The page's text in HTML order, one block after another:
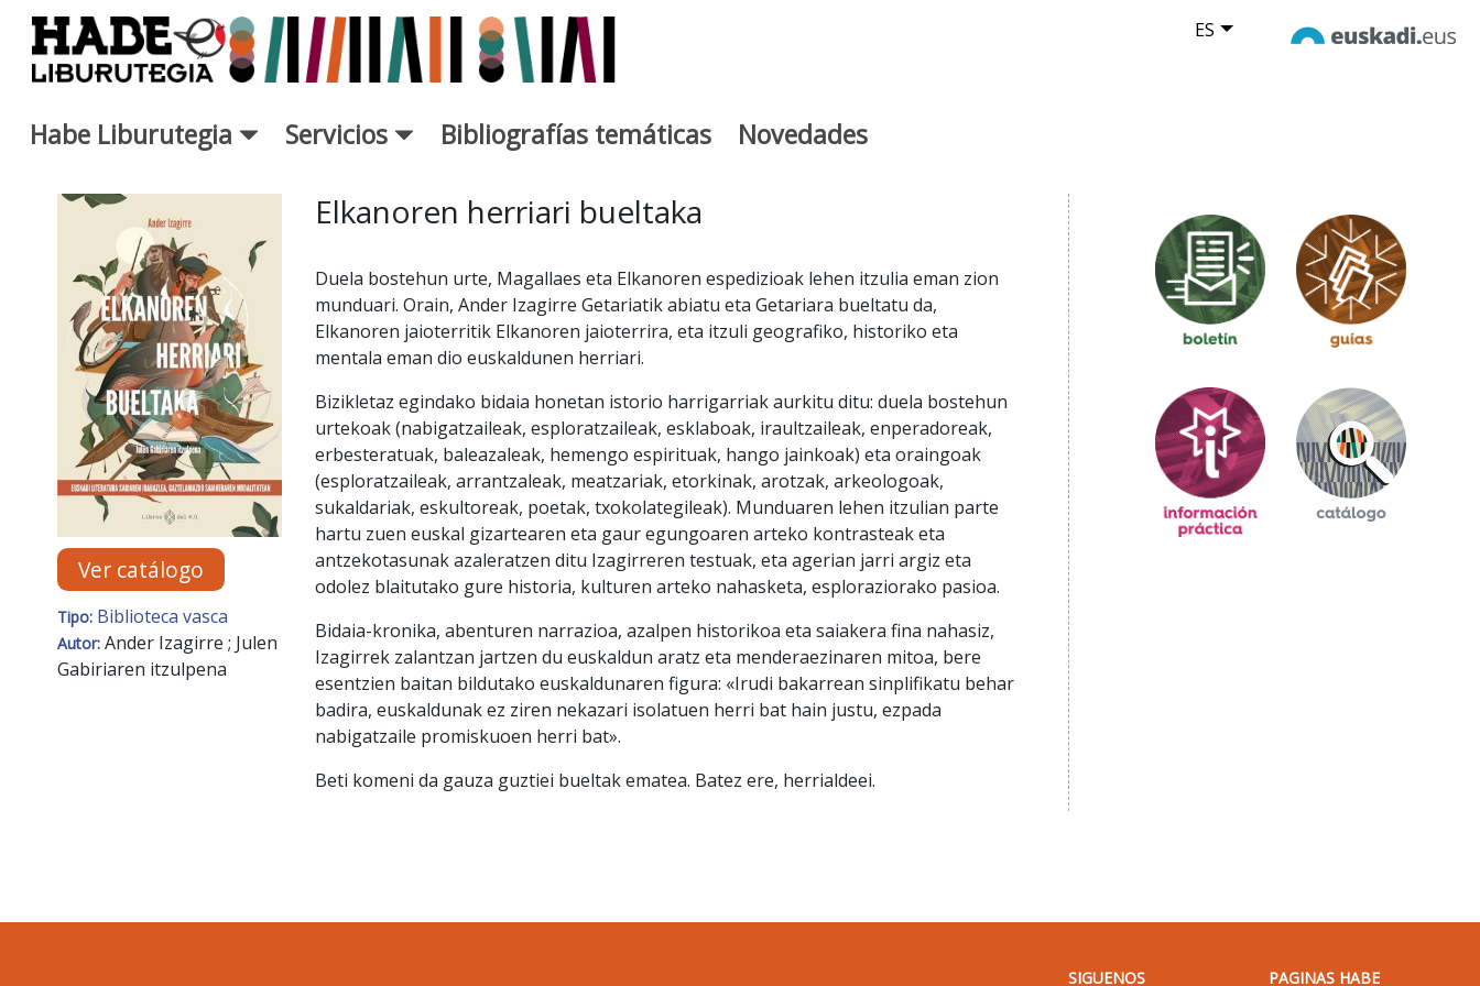
Saltar al contenido principal ES
Habe Liburutegia Servicios Bibliografías temáticas Novedades
Ficha de Novedades - Liburutegia
Ver catálogo
Tipo: Biblioteca vasca
Autor: Ander Izagirre ; Julen
Gabiriaren itzulpena
Elkanoren herriari bueltaka
Duela bostehun urte, Magallaes eta Elkanoren espedizioak lehen itzulia eman zion
munduari. Orain, Ander Izagirre Getariatik abiatu eta Getariara bueltatu da,
Elkanoren jaioterritik Elkanoren jaioterrira, eta itzuli geografiko, historiko eta
mentala eman dio euskaldunen herriari.
Bizikletaz egindako bidaia honetan istorio harrigarriak aurkitu ditu: duela bostehun
urtekoak (nabigatzaileak, esploratzaileak, esklaboak, iraultzaileak, enperadoreak,
erbesteratuak, baleazaleak, hemengo espirituak, hango jainkoak) eta oraingoak
(esploratzaileak, arrantzaleak, meatzariak, etorkinak, arotzak, arkeologoak,
sukaldariak, eskultoreak, poetak, txokolategileak). Munduaren lehen itzulian parte
hartu zuen euskal gizartearen eta gaur egungoaren arteko kontrasteak eta
antzekotasunak azaleratzen ditu Izagirreren testuak, eta agerian jarri argiz eta
odolez blaitutako gure historia, kulturen arteko nahasketa, esploraziorako pasioa.
Bidaia-kronika, abenturen narrazioa, azalpen historikoa eta saiakera fina nahasiz,
Izagirrek zalantzan jartzen du euskaldun aratz eta menderaezinaren mitoa, bere
esentzien baitan bildutako euskaldunaren figura: «Irudi bakarrean sinplifikatu behar
badira, euskaldunak ez ziren nekazari isolatuen herri bat hain justu, ezpada
nabigatzaile promiskuoen herri bat».
Beti komeni da gauza guztiei bueltak ematea. Batez ere, herrialdeei.
SIGUENOS PAGINAS HABE